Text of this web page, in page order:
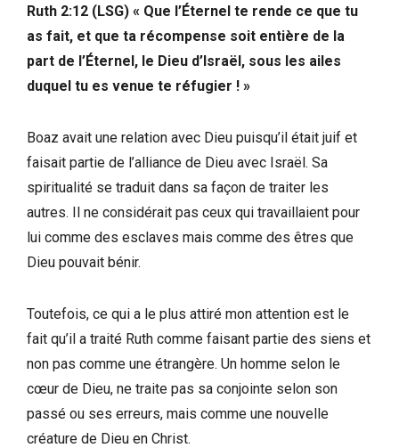
Ruth 2:12 (LSG) « Que l’Éternel te rende ce que tu
as fait, et que ta récompense soit entière de la
part de l’Éternel, le Dieu d’Israël, sous les ailes
duquel tu es venue te réfugier ! »
Boaz avait une relation avec Dieu puisqu’il était juif et
faisait partie de l’alliance de Dieu avec Israël. Sa
spiritualité se traduit dans sa façon de traiter les
autres. Il ne considérait pas ceux qui travaillaient pour
lui comme des esclaves mais comme des êtres que
Dieu pouvait bénir.
Toutefois, ce qui a le plus attiré mon attention est le
fait qu’il a traité Ruth comme faisant partie des siens et
non pas comme une étrangère. Un homme selon le
cœur de Dieu, ne traite pas sa conjointe selon son
passé ou ses erreurs, mais comme une nouvelle
créature de Dieu en Christ.